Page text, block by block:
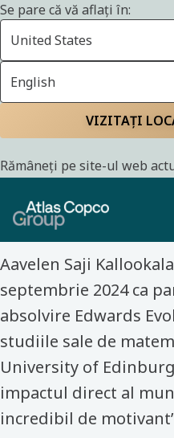
Se pare că vă aflați în:
United States
English
VIZITAȚI
Rămâneți pe site-ul web
Pagina principală Faceți
EDWARDS
„Nu
Aavelen Saji
septembrie 2024 ca
absolvire Edwards
studiile sale de
University of
impactul direct al
incredibil de